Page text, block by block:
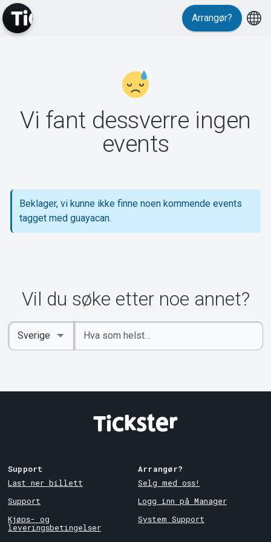
Support
Om Tickster
Arrangør?
Vi fant dessverre ingen
events
Beklager, vi kunne ikke finne noen kommende events
tagget med guayacan.
Vil du søke etter noe annet?
Angi
nøkkelord
Select
Country
Support
Last ner billett
Support
Kjøps- og
leveringsbetingelser
Arrangør?
Selg med oss!
Logg inn på Manager
System Support